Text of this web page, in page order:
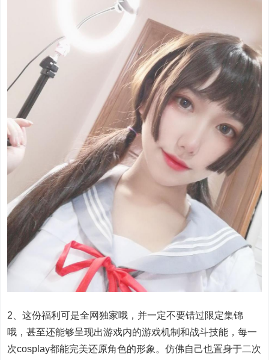
2、这份福利可是全网独家哦，并一定不要错过限定集锦
哦，甚至还能够呈现出游戏内的游戏机制和战斗技能，每一
次cosplay都能完美还原角色的形象。仿佛自己也置身于二次